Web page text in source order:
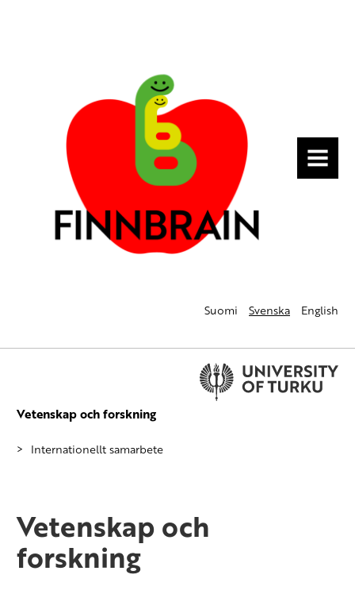
MENU
Suomi Svenska English
Vetenskap och forskning
Internationellt samarbete
Vetenskap och
forskning